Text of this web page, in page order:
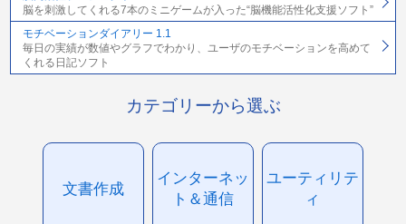
脳を刺激してくれる7本のミニゲームが入った“脳機能活性化支援ソフト”
モチベーションダイアリー 1.1
毎日の実績が数値やグラフでわかり、ユーザのモチベーションを高めて
くれる日記ソフト
カテゴリーから選ぶ
文書作成
インターネッ
ト＆通信
ユーティリテ
ィ